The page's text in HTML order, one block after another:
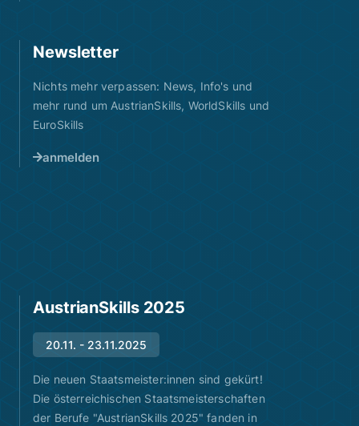
Newsletter
Nichts mehr verpassen: News, Info's und
mehr rund um AustrianSkills, WorldSkills und
EuroSkills
anmelden
AustrianSkills 2025
20.11. - 23.11.2025
Die neuen Staatsmeister:innen sind gekürt!
Die österreichischen Staatsmeisterschaften
der Berufe "AustrianSkills 2025" fanden in